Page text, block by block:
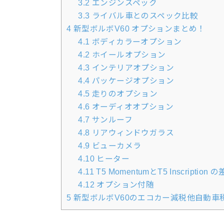
3.2 エンジンスペック
3.3 ライバル車とのスペック比較
4 新型ボルボV60 オプションまとめ！
4.1 ボディカラーオプション
4.2 ホイールオプション
4.3 インテリアオプション
4.4 パッケージオプション
4.5 走りのオプション
4.6 オーディオオプション
4.7 サンルーフ
4.8 リアウィンドウガラス
4.9 ビューカメラ
4.10 ヒーター
4.11 T5 MomentumとT5 Inscription の
4.12 オプション付随
5 新型ボルボV60のエコカー減税他自動車